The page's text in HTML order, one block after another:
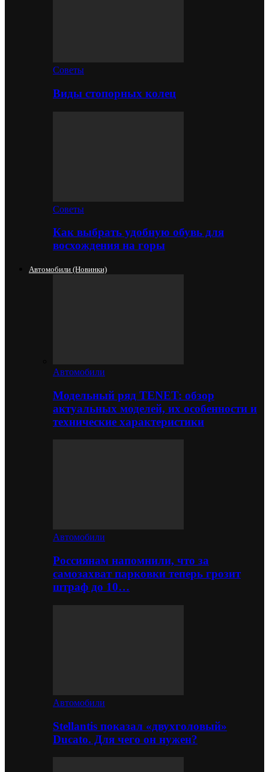
Советы
Виды стопорных колец
Советы
Как выбрать удобную обувь для
восхождения на горы
Автомобили (новинки)
Автомобили
Модельный ряд TENET: обзор
актуальных моделей, их особенности и
технические характеристики
Автомобили
Россиянам напомнили, что за
самозахват парковки теперь грозит
штраф до 10…
Автомобили
Stellantis показал «двухголовый»
Ducato. Для чего он нужен?